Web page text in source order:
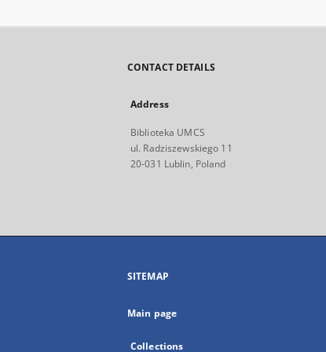
CONTACT DETAILS
Address
Biblioteka UMCS
ul. Radziszewskiego 11
20-031 Lublin, Poland
SITEMAP
Main page
Collections